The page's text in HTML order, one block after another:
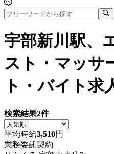
宇部新川駅、
スト・マッサ
ト・バイト求
検索結果2件
平均時給3,510円
業務委託契約